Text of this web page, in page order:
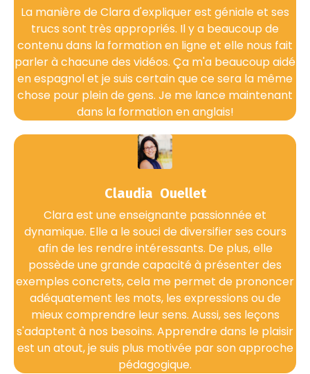
La manière de Clara d'expliquer est géniale et ses
trucs sont très appropriés. Il y a beaucoup de
contenu dans la formation en ligne et elle nous fait
parler à chacune des vidéos. Ça m'a beaucoup aidé
en espagnol et je suis certain que ce sera la même
chose pour plein de gens. Je me lance maintenant
dans la formation en anglais!
Claudia Ouellet
Clara est une enseignante passionnée et
dynamique. Elle a le souci de diversifier ses cours
afin de les rendre intéressants. De plus, elle
possède une grande capacité à présenter des
exemples concrets, cela me permet de prononcer
adéquatement les mots, les expressions ou de
mieux comprendre leur sens. Aussi, ses leçons
s'adaptent à nos besoins. Apprendre dans le plaisir
est un atout, je suis plus motivée par son approche
pédagogique.